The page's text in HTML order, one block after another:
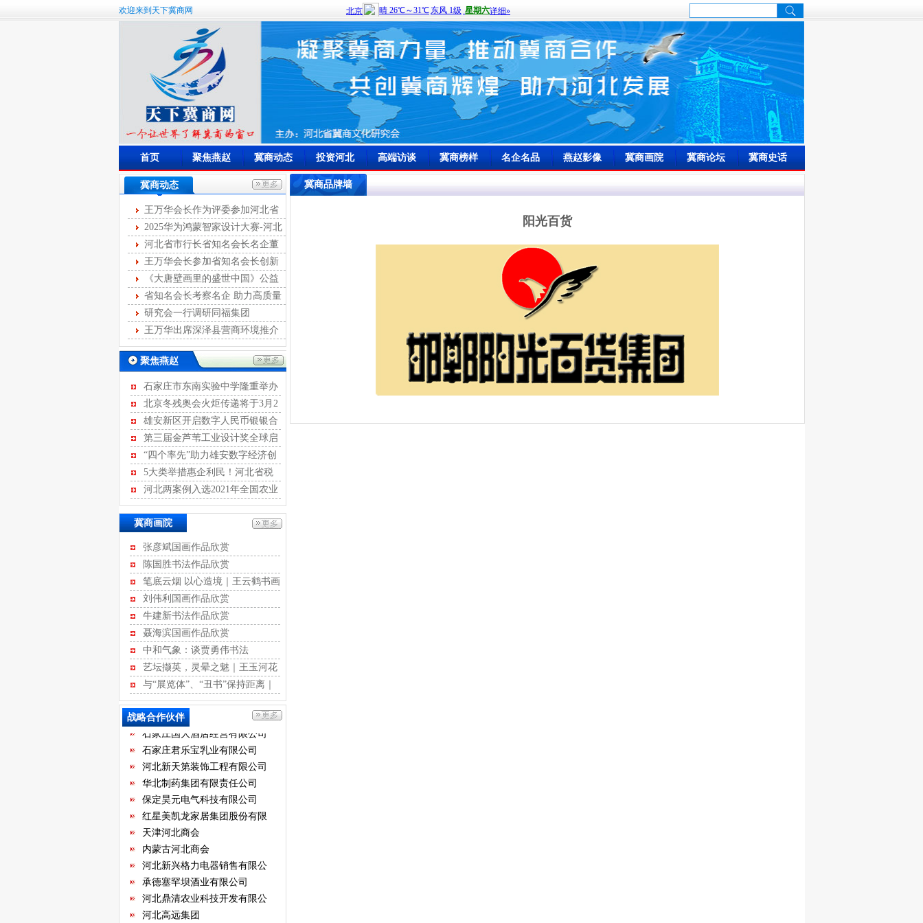
欢迎来到天下冀商网
首页 聚焦燕赵 冀商动态 投资河北 高端访谈 冀商榜样 名企名品 燕赵影像 冀商画院 冀商论坛 冀商史话
冀商品牌墙
阳光百货
冀商动态
王万华会长作为评委参加河北省
首届燕赵女主播大赛
2025华为鸿蒙智家设计大赛-河北
站开幕
河北省市行长省知名会长名企董
事长第十次圆桌峰会成功举办
王万华会长参加省知名会长创新
服务第35次联席会
《大唐壁画里的盛世中国》公益
讲座举办
省知名会长考察名企 助力高质量
发展研究会一行调研同福集团
王万华出席深泽县营商环境推介
会
聚焦燕赵
石家庄市东南实验中学隆重举办
离队入团暨青春宣誓活动
北京冬残奥会火炬传递将于3月2
日至4日进行
雄安新区开启数字人民币银银合
作模式
第三届金芦苇工业设计奖全球启
动征集
“四个率先”助力雄安数字经济创
新发展
5大类举措惠企利民！河北省税
务局开展2022年便民办税“春风行
动”
河北两案例入选2021年全国农业
绿色发展典型案例
冀商画院
张彦斌国画作品欣赏
陈国胜书法作品欣赏
笔底云烟 以心造境｜王云鹤书画
作品评赏
刘伟利国画作品欣赏
牛建新书法作品欣赏
聂海滨国画作品欣赏
中和气象：谈贾勇伟书法
艺坛撷英，灵晕之魅｜王玉河花
鸟作品赏析
与“展览体”、“丑书”保持距离｜
江书学行草记
战略合作伙伴
河北省不动产商会
石家庄市沧州商会
河北省康龙文化传播有限公司
河北经贸大学继续教育学院
河北省书画艺术研究院
石家庄国大酒店经营有限公司
石家庄君乐宝乳业有限公司
河北新天第装饰工程有限公司
华北制药集团有限责任公司
保定昊元电气科技有限公司
红星美凯龙家居集团股份有限
公司
天津河北商会
内蒙古河北商会
河北新兴格力电器销售有限公
司
承德塞罕坝酒业有限公司
河北鼎清农业科技开发有限公
司
河北高远集团